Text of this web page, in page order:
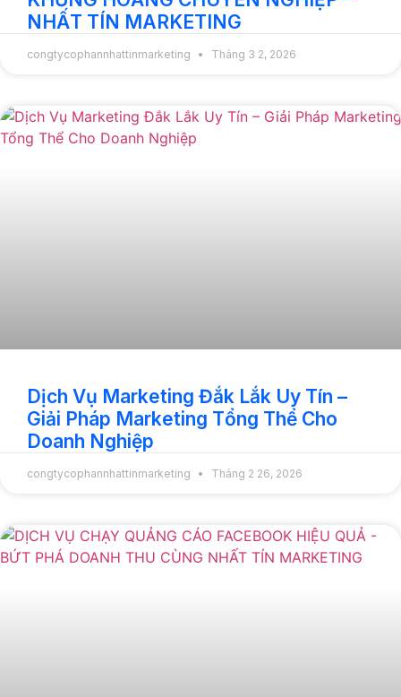
NHẤT TÍN MARKETING
congtycophannhattinmarketing Tháng 3 2, 2026
Dịch Vụ Marketing Đắk Lắk Uy Tín –
Giải Pháp Marketing Tổng Thể Cho
Doanh Nghiệp
congtycophannhattinmarketing Tháng 2 26, 2026